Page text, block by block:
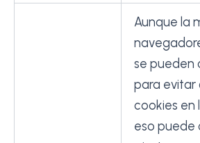
Aunque la
se pueden
para evitar
cookies en
eso puede